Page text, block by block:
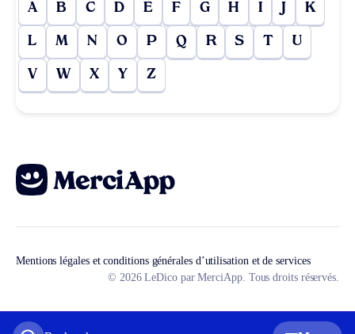
A B C D E F G H I J K
L M N O P Q R S T U
V W X Y Z
Mentions légales et conditions générales d’utilisation et de services
© 2026 LeDico par MerciApp. Tous droits réservés.